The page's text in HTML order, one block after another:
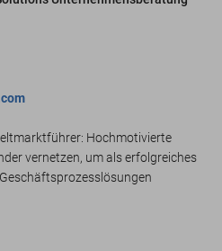
Hochmotivierte
vernetzen, um als erfolgreiches